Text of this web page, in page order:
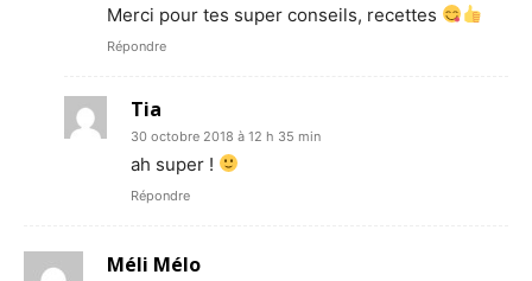
Merci pour tes super conseils, recettes
Répondre
Tia
30 octobre 2018 à 12 h 35 min
ah super !
Répondre
Méli Mélo